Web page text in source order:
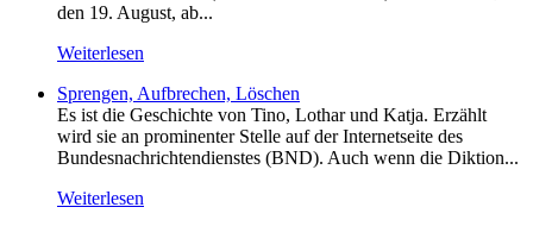
den 19. August, ab...
Weiterlesen
Sprengen, Aufbrechen, Löschen
Es ist die Geschichte von Tino, Lothar und Katja. Erzählt
wird sie an prominenter Stelle auf der Internetseite des
Bundesnachrichtendienstes (BND). Auch wenn die Diktion...
Weiterlesen